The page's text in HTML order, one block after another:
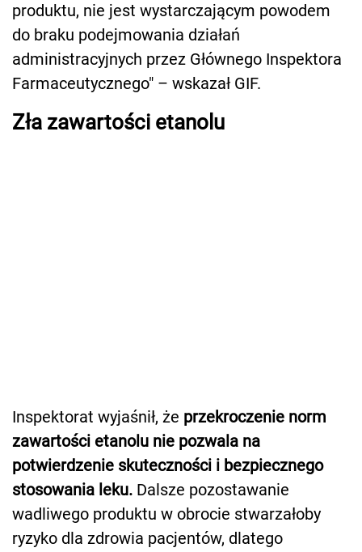
produktu, nie jest wystarczającym powodem
do braku podejmowania działań
administracyjnych przez Głównego Inspektora
Farmaceutycznego" – wskazał GIF.
Zła zawartości etanolu
Inspektorat wyjaśnił, że przekroczenie norm
zawartości etanolu nie pozwala na
potwierdzenie skuteczności i bezpiecznego
stosowania leku. Dalsze pozostawanie
wadliwego produktu w obrocie stwarzałoby
ryzyko dla zdrowia pacjentów, dlatego